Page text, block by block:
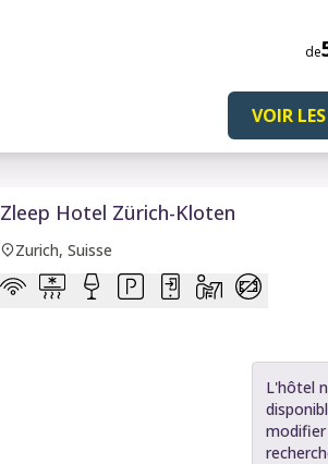
de
VOIR
Zleep Hotel Zürich-Kloten
Zurich, Suisse
L'hôtel
modifier